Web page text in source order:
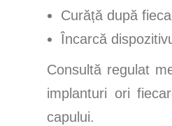
Curăță după
Încarcă
Consultă regulat
implanturi ori
capului.